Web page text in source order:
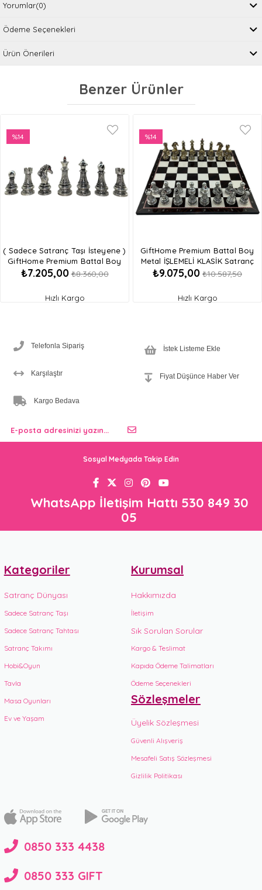
Yorumlar(0)
Ödeme Seçenekleri
Ürün Önerileri
Benzer Ürünler
( Sadece Satranç Taşı İsteyene )
GiftHome Premium Battal Boy
Metal İşlemeli KLASİK Satranç Taşı
₺7.205,00 ₺8.360,00
%14
%14İndirim
Hızlı Kargo
GiftHome Premium Battal Boy
Metal İŞLEMELİ KLASİK Satranç
Takımı ve Katlanır Ceviz Desenli
₺9.075,00 ₺10.587,50
%14
İndirim
%14İndirim
Hızlı Kargo
Telefonla Sipariş İstek Listeme Ekle
Karşılaştır Fiyat Düşünce Haber Ver
Kargo Bedava
Sosyal Medyada Takip Edin
WhatsApp İletişim Hattı 530 849 30
05
Kategoriler
Satranç Dünyası
Sadece Satranç Taşı
Sadece Satranç Tahtası
Satranç Takımı
Hobi&Oyun
Tavla
Masa Oyunları
Ev ve Yaşam
Kurumsal
Hakkımızda
İletişim
Sık Sorulan Sorular
Kargo & Teslimat
Kapıda Ödeme Talimatları
Ödeme Seçenekleri
Sözleşmeler
Üyelik Sözleşmesi
Güvenli Alışveriş
Mesafeli Satış Sözleşmesi
Gizlilik Politikası
0850 333 4438
0850 333 GIFT